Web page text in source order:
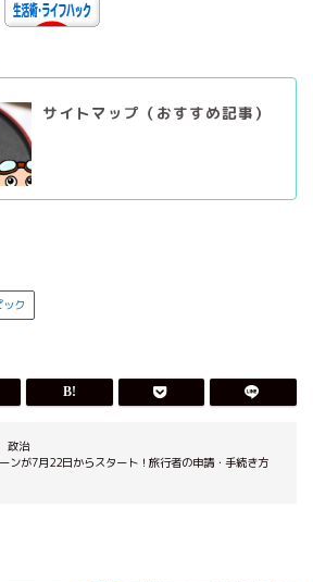
サイトマップ（おすすめ記事）
ク
政治
ンが7月22日からスタート！旅行者の申請・手続き方